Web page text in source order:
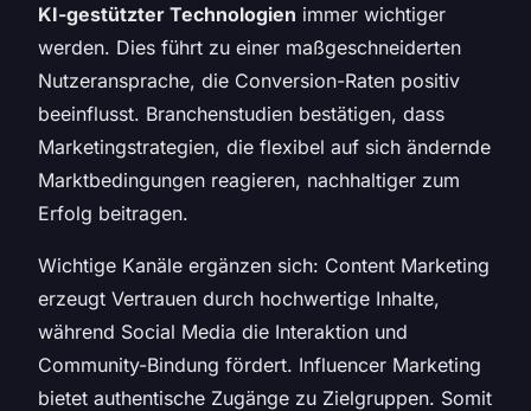
KI-gestützter Technologien immer wichtiger
werden. Dies führt zu einer maßgeschneiderten
Nutzeransprache, die Conversion-Raten positiv
beeinflusst. Branchenstudien bestätigen, dass
Marketingstrategien, die flexibel auf sich ändernde
Marktbedingungen reagieren, nachhaltiger zum
Erfolg beitragen.
Wichtige Kanäle ergänzen sich: Content Marketing
erzeugt Vertrauen durch hochwertige Inhalte,
während Social Media die Interaktion und
Community-Bindung fördert. Influencer Marketing
bietet authentische Zugänge zu Zielgruppen. Somit